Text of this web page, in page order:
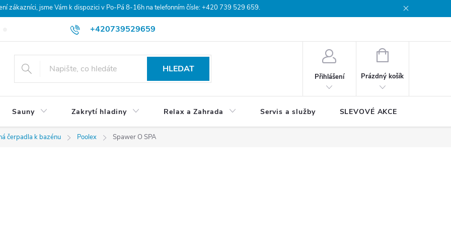
zákazníci, jsme Vám k dispozici v Po-Pá 8-16h na telefonním čísle: +420 739 529 659.
+420739529659
Hodnocení obchodu Doprava a platba
HLEDAT
Přihlášení
NÁKUPNÍ
Prázdný košík
Sauny Zakrytí hladiny Relax a Zahrada Servis a služby SLEVOVÉ AKCE
čerpadla k bazénu Poolex Spawer O SPA